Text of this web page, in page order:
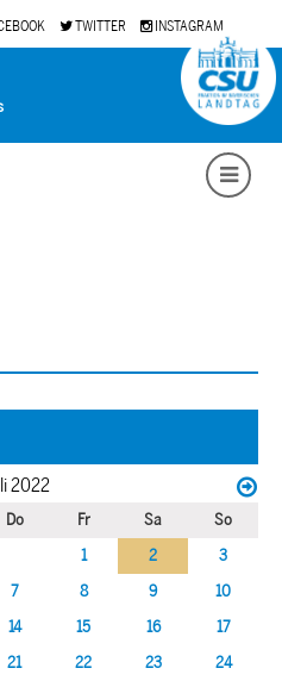
TWITTER INSTAGRAM
2022
Do Fr Sa
So
1
2
3
7 8 9
10
14 15 16
17
21 22 23
24